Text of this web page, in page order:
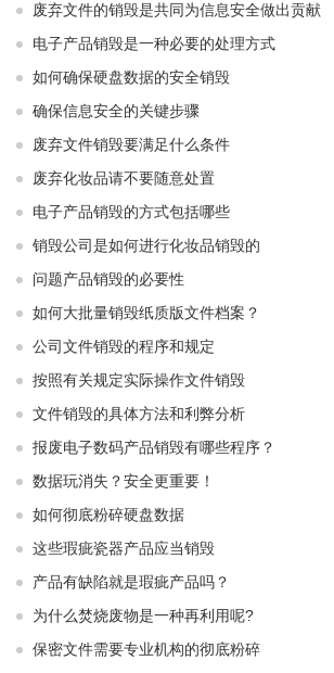
废弃文件的销毁是共同为信息安全做出贡献
电子产品销毁是一种必要的处理方式
如何确保硬盘数据的安全销毁
确保信息安全的关键步骤
废弃文件销毁要满足什么条件
废弃化妆品请不要随意处置
电子产品销毁的方式包括哪些
销毁公司是如何进行化妆品销毁的
问题产品销毁的必要性
如何大批量销毁纸质版文件档案？
公司文件销毁的程序和规定
按照有关规定实际操作文件销毁
文件销毁的具体方法和利弊分析
报废电子数码产品销毁有哪些程序？
数据玩消失？安全更重要！
如何彻底粉碎硬盘数据
这些瑕疵瓷器产品应当销毁
产品有缺陷就是瑕疵产品吗？
为什么焚烧废物是一种再利用呢?
保密文件需要专业机构的彻底粉碎